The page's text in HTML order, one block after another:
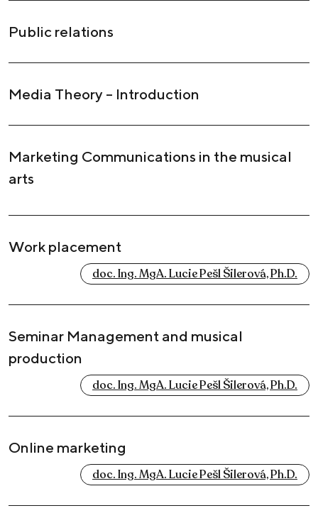
Public relations
Media Theory – Introduction
Marketing Communications in the musical
arts
Work placement
doc. Ing. MgA. Lucie Pešl Šilerová, Ph.D.
Seminar Management and musical
production
doc. Ing. MgA. Lucie Pešl Šilerová, Ph.D.
Online marketing
doc. Ing. MgA. Lucie Pešl Šilerová, Ph.D.